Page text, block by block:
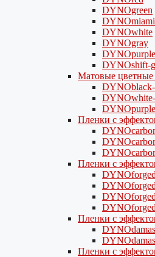
DYNOgreen
DYNOwhite
DYNOgray
DYNOpurple
DYNOshift-
Матовые цветные
DYNOblack-
Пленки с
Пленки с
Пленки с
Пленки с